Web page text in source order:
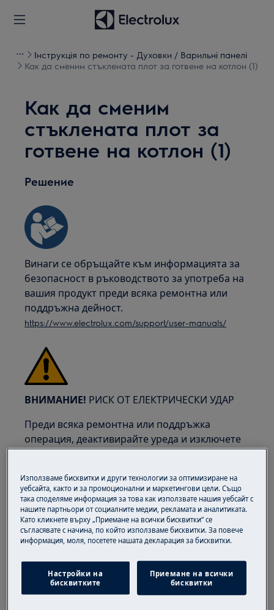
Інструкція по ремонту - Духовки / Варильні панелі
Как да сменим стъклената плот за готвене на котлон (1)
Как да сменим
стъклената плот за
готвене на котлон (1)
Решение
Винаги се обръщайте към информацията за
безопасност в ръководството за употреба на
вашия продукт преди всяка ремонтна или
поддръжна дейност.
https://www.electrolux.com/support/user-manuals/
ВНИМАНИЕ! РИСК ОТ ЕЛЕКТРИЧЕСКИ УДАР
Преди всяка ремонтна или поддръжка
операция, деактивирайте уреда и изключете
основния щепсел от контакта.
Използваме бисквитки и други технологии за оптимизиране на
уебсайта, както и за промоционални и маркетингови цели. Също
така споделяме информация за това как използвате нашия уебсайт с
нашите партньори от социалните медии, рекламата и аналитиката.
Като кликнете върху „Приемане на всички бисквитки“ се
съгласявате с начина, по който използваме бисквитки. За повече
информация, моля, посетете нашата декларация за бисквитки.
Настройки на
бисквитките
Приемане на всички
бисквитки